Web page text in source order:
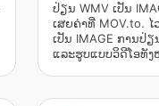
ປ່ຽນ WMV ເປັນ
ເສຍຄ່າທີ່ MOV.to. ໄ
ເປັນ IMAGE ການປ່
ແລະຮູບແບບວິດີໂອທັງ